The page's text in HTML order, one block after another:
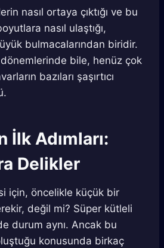
nasıl ortaya çıktığı ve bu
nasıl ulaştığı,
bulmacalarından biridir.
bile, henüz çok
bazıları şaşırtıcı
İlk Adımları:
Delikler
için, öncelikle küçük bir
değil mi? Süper kütleli
durum aynı. Ancak bu
konusunda birkaç